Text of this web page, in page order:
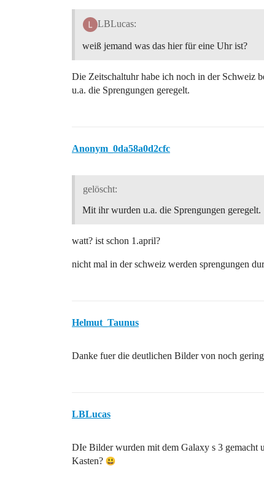
LBLucas:
weiß jemand was das hier für eine Uhr ist?
Die Zeitschaltuhr habe ich noch in der Schweiz
u.a. die Sprengungen geregelt.
Anonym_0da58a0d2cfc
gelöscht:
Mit ihr wurden u.a. die Sprengungen geregelt.
watt? ist schon 1.april?
nicht mal in der schweiz werden sprengungen
Helmut_Taunus
Danke fuer die deutlichen Bilder von noch
LBLucas
DIe Bilder wurden mit dem Galaxy s 3 gemacht
Kasten?